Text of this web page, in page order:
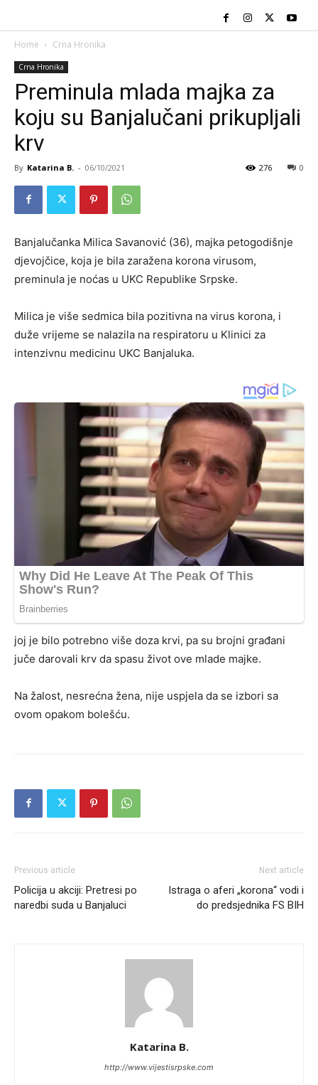
Home Crna Hronika
Crna Hronika
Preminula mlada majka za
koju su Banjalučani prikupljali
krv
By Katarina B. - 06/10/2021 0
276
Banjalučanka Milica Savanović (36), majka petogodišnje
djevojčice, koja je bila zaražena korona virusom,
preminula je noćas u UKC Republike Srpske.
Milica je više sedmica bila pozitivna na virus korona, i
duže vrijeme se nalazila na respiratoru u Klinici za
intenzivnu medicinu UKC Banjaluka.
joj je bilo potrebno više doza krvi, pa su brojni građani
juče darovali krv da spasu život ove mlade majke.
Na žalost, nesrećna žena, nije uspjela da se izbori sa
ovom opakom bolešću.
Previous article
Policija u akciji: Pretresi po
naredbi suda u Banjaluci
Next article
Istraga o aferi „korona“ vodi i
do predsjednika FS BIH
Katarina B.
http://www.vijestisrpske.com